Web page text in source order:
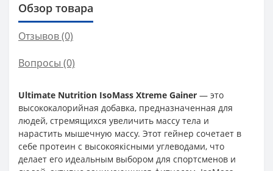
Обзор товара
Отзывов (0)
Вопросы (0)
Ultimate Nutrition IsoMass Xtreme Gainer — это
высококалорийная добавка, предназначенная для
людей, стремящихся увеличить массу тела и
нарастить мышечную массу. Этот гейнер сочетает в
себе протеин с высокоякісными углеводами, что
делает его идеальным выбором для спортсменов и